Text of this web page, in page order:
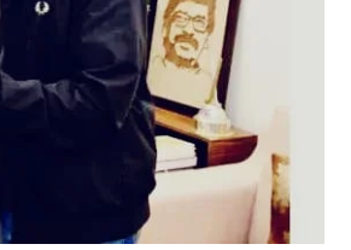
and
I've read and accept the